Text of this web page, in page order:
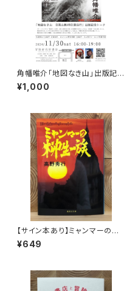
角幡唯介「地図なき山」出版記念
トークイベント録画視聴権
¥1,000
【サイン本あり】ミャンマーの柳
生一族
¥649